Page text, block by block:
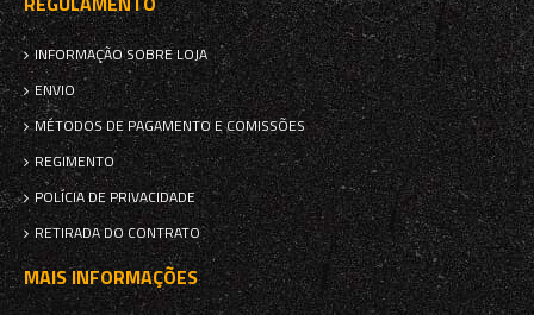
INFORMAÇÃO SOBRE LOJA
ENVIO
MÉTODOS DE PAGAMENTO E COMISSÕES
REGIMENTO
POLÍCIA DE PRIVACIDADE
RETIRADA DO CONTRATO
MAIS INFORMAÇÕES